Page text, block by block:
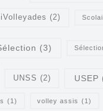
(2)
(3)
UNSS (2) USEP
(1) volley assis (1)